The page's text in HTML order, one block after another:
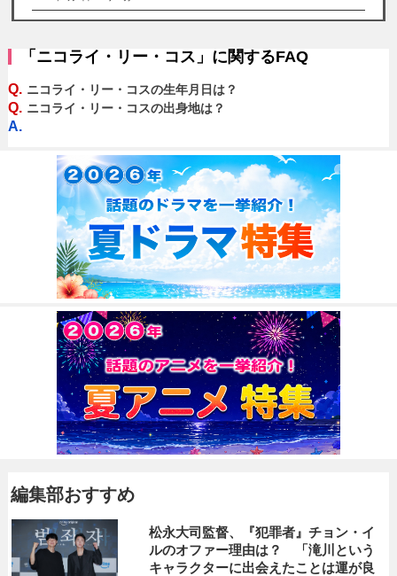
「ニコライ・リー・コス」に関するFAQ
Q. ニコライ・リー・コスの生年月日は？
Q. ニコライ・リー・コスの出身地は？
A.
編集部おすすめ
松永大司監督、『犯罪者』チョン・イ
ルのオファー理由は？ 「滝川という
キャラクターに出会えたことは運が良